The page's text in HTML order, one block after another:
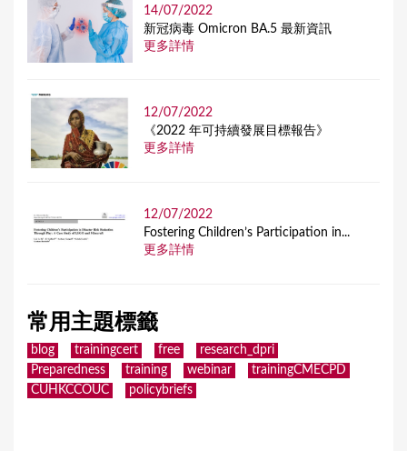
14/07/2022
新冠病毒 Omicron BA.5 最新資訊
更多詳情
12/07/2022
《2022 年可持續發展目標報告》
更多詳情
12/07/2022
Fostering Children’s Participation in...
更多詳情
常用主題標籤
blog trainingcert free
research_dpri
Preparedness
training webinar
trainingCMECPD
CUHKCCOUC
policybriefs